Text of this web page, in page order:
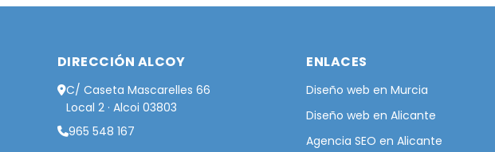
DIRECCIÓN ALCOY
C/ Caseta Mascarelles 66
Local 2 · Alcoi 03803
965 548 167
ENLACES
Diseño web en Murcia
Diseño web en Alicante
Agencia SEO en Alicante